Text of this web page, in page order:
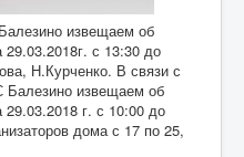
извещаем об
29.03.2018г. с 13:30 до
Н.Курченко. В связи с
извещаем об
29.03.2018 г. с 10:00 до
дома с 17 по 25,